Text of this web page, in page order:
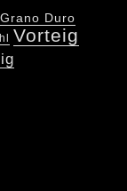
Duro
Vorteig